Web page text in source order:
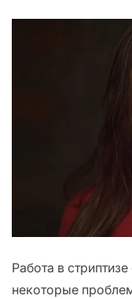
Работа в
некоторые